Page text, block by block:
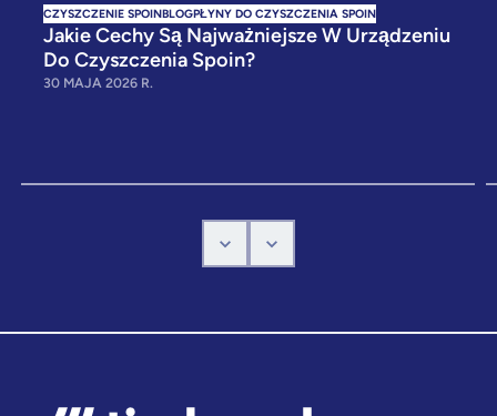
CZYSZCZENIE SPOINBLOGPŁYNY DO CZYSZCZENIA SPOIN
Jakie Cechy Są Najważniejsze W Urządzeniu
Do Czyszczenia Spoin?
30 MAJA 2026 R.